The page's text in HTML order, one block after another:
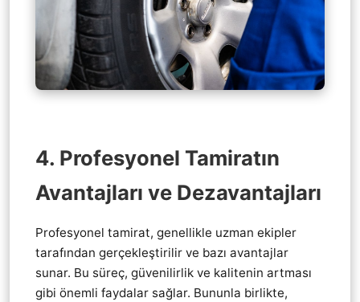
4. Profesyonel Tamiratın
Avantajları ve Dezavantajları
Profesyonel tamirat, genellikle uzman ekipler
tarafından gerçekleştirilir ve bazı avantajlar
sunar. Bu süreç, güvenilirlik ve kalitenin artması
gibi önemli faydalar sağlar. Bununla birlikte,